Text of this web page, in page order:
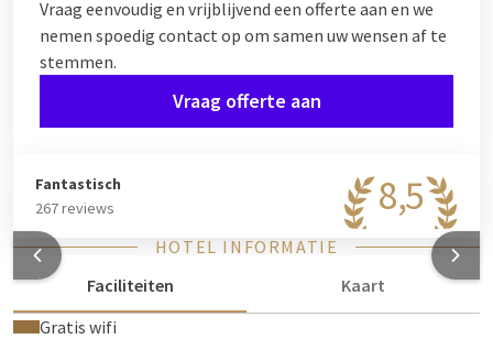
Dakterras bij Sequoia
Naast de Sequoia-zaal bevindt zich een
aanvraag kan worden gebruikt.
Vraag eenvoudig en vrijblijvend een offerte aan en we
nemen spoedig contact op om samen uw wensen af te
stemmen.
Vraag offerte aan
8,5
Fantastisch
267 reviews
HOTEL INFORMATIE
Faciliteiten
Kaart
Gratis wifi